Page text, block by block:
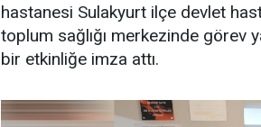
hastanesi Sulakyurt ilçe devlet
toplum sağlığı merkezinde görev
bir etkinliğe imza attı.